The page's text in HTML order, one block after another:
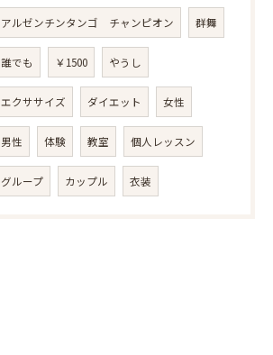
アルゼンチンタンゴ チャンピオン 群舞
誰でも ￥1500 やうし
エクササイズ ダイエット 女性
男性 体験 教室 個人レッスン
グループ カップル 衣装